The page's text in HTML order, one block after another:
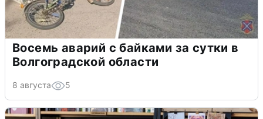
Восемь аварий с байками за сутки в
Волгоградской области
8 августа 5